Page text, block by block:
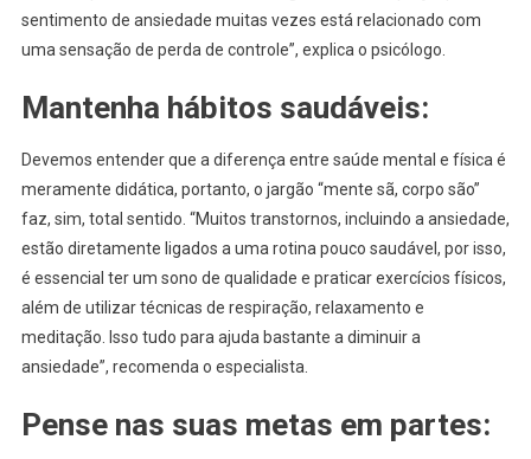
sentimento de ansiedade muitas vezes está relacionado com
uma sensação de perda de controle”, explica o psicólogo.
Mantenha hábitos saudáveis:
Devemos entender que a diferença entre saúde mental e física é
meramente didática, portanto, o jargão “mente sã, corpo são”
faz, sim, total sentido. “Muitos transtornos, incluindo a ansiedade,
estão diretamente ligados a uma rotina pouco saudável, por isso,
é essencial ter um sono de qualidade e praticar exercícios físicos,
além de utilizar técnicas de respiração, relaxamento e
meditação. Isso tudo para ajuda bastante a diminuir a
ansiedade”, recomenda o especialista.
Pense nas suas metas em partes: